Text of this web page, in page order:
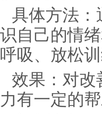
具体方法：
识自己的情
呼吸、放松训
效果：对改
力有一定的帮